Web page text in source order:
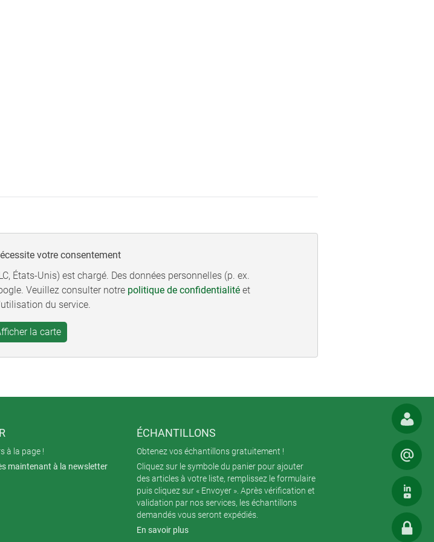
votre consentement
États-Unis) est chargé. Des données personnelles (p. ex.
Veuillez consulter notre politique de confidentialitéet
du service.
à la page !
maintenant à la newsletter
ÉCHANTILLONS
Obtenez vos échantillons gratuitement !
Cliquez sur le symbole du panier pour ajouter
des articles à votre liste, remplissez le formulaire
puis cliquez sur « Envoyer ». Après vérification et
validation par nos services, les échantillons
demandés vous seront expédiés.
En savoir plus